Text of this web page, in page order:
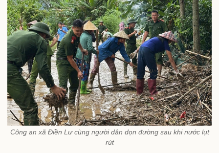
Công an xã Điền Lư cùng người dân dọn đường sau khi nước lụt
rút